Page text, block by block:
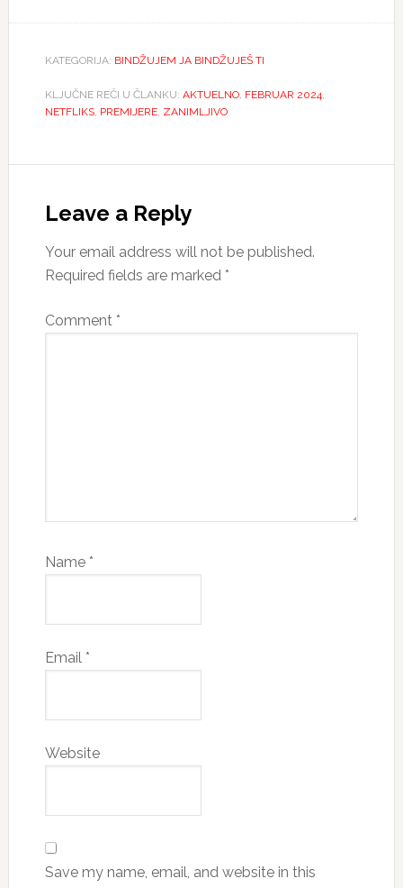
KATEGORIJA: BINDŽUJEM JA BINDŽUJEŠ TI
KLJUČNE REČI U ČLANKU: AKTUELNO, FEBRUAR 2024,
NETFLIKS, PREMIJERE, ZANIMLJIVO
Interactions
Leave a Reply
Your email address will not be published.
Required fields are marked *
Comment *
Name *
Email *
Website
Save my name, email, and website in this